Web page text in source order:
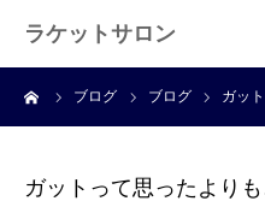
ラケットサロン
ブログ ブログ ガッ
ガットって思ったより
ホーム